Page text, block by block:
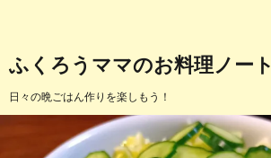
ふくろうママのお料理ノート
日々の晩ごはん作りを楽しもう！